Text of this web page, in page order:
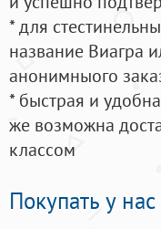
* для
название Виагра
анонимныого
* быстрая и
же возможна
классом
Покупать у